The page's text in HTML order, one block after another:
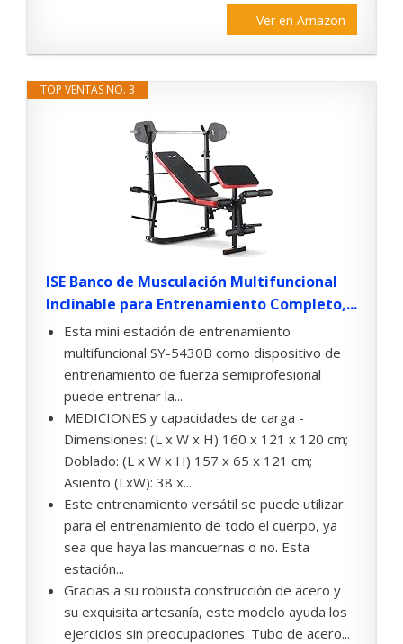
Ver en Amazon
TOP VENTAS NO. 3
ISE Banco de Musculación Multifuncional
Inclinable para Entrenamiento Completo,...
Esta mini estación de entrenamiento
multifuncional SY-5430B como dispositivo de
entrenamiento de fuerza semiprofesional
puede entrenar la...
MEDICIONES y capacidades de carga -
Dimensiones: (L x W x H) 160 x 121 x 120 cm;
Doblado: (L x W x H) 157 x 65 x 121 cm;
Asiento (LxW): 38 x...
Este entrenamiento versátil se puede utilizar
para el entrenamiento de todo el cuerpo, ya
sea que haya las mancuernas o no. Esta
estación...
Gracias a su robusta construcción de acero y
su exquisita artesanía, este modelo ayuda los
ejercicios sin preocupaciones. Tubo de acero...